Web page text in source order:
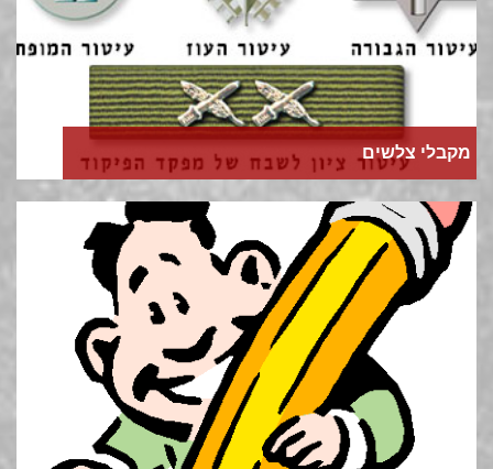
מקבלי צלשים